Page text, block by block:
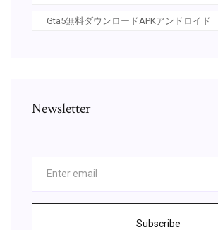
Gta5無料ダウンロードAPKアンドロイド
Newsletter
Subscribe